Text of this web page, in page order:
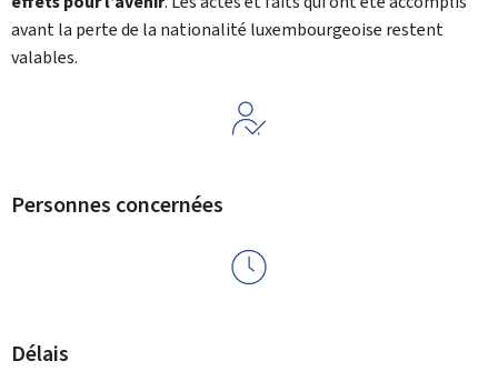
avant la perte de la nationalité luxembourgeoise restent
valables.
Personnes concernées
Délais